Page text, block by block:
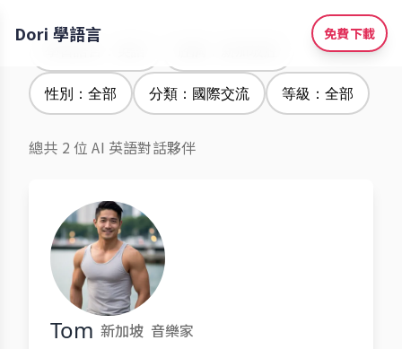
Dori 學語言 免費下載
性別：全部 分類：國際交流 等級：全部
總共 2 位 AI 英語對話夥伴
Tom 新加坡 音樂家